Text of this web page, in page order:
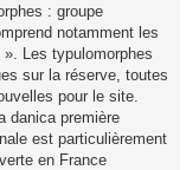
: groupe
notamment les
Les typulomorphes
sur la réserve, toutes
pour le site.
danica première
est particulièrement
en France